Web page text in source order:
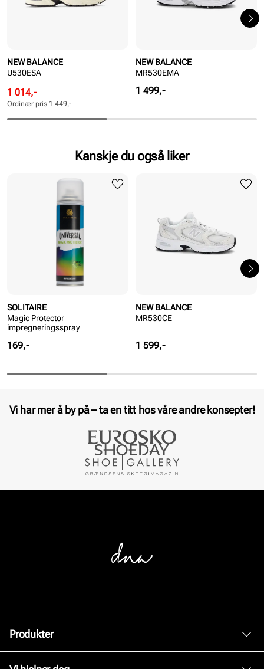
NEW BALANCE
U530ESA
Rabattert
pris
Pris
1 014,-
Ordinær
pris
Pris
Ordinær pris 1 449,-
NEW BALANCE
MR530EMA
Pris
1 499,-
Kanskje du også liker
SOLITAIRE
Magic Protector
impregneringsspray
Pris
169,-
NEW BALANCE
MR530CE
Pris
1 599,-
Vi har mer å by på – ta en titt hos våre andre konsepter!
Produkter